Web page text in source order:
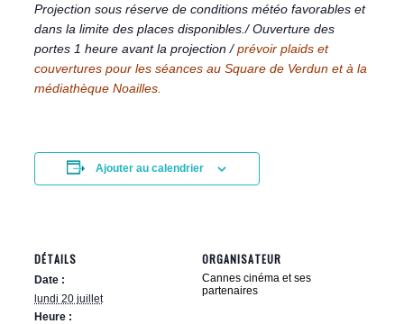
Projection sous réserve de conditions météo favorables et
dans la limite des places disponibles./ Ouverture des
portes 1 heure avant la projection /prévoir plaids et
couvertures pour les séances au Square de Verdun et à la
médiathèque Noailles.
Ajouter au calendrier
DÉTAILS
Date :
lundi 20 juillet
Heure :
ORGANISATEUR
Cannes cinéma et ses
partenaires